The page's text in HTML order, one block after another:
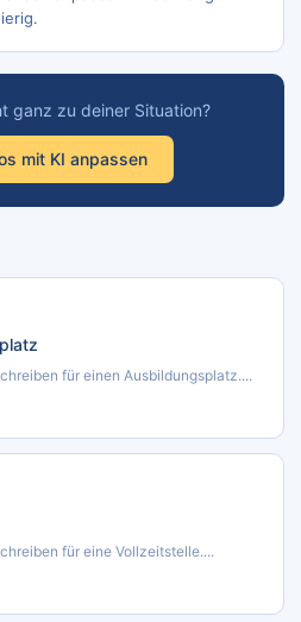
ganz zu deiner Situation?
mit KI anpassen
für einen Ausbildungsplatz....
für eine Vollzeitstelle....